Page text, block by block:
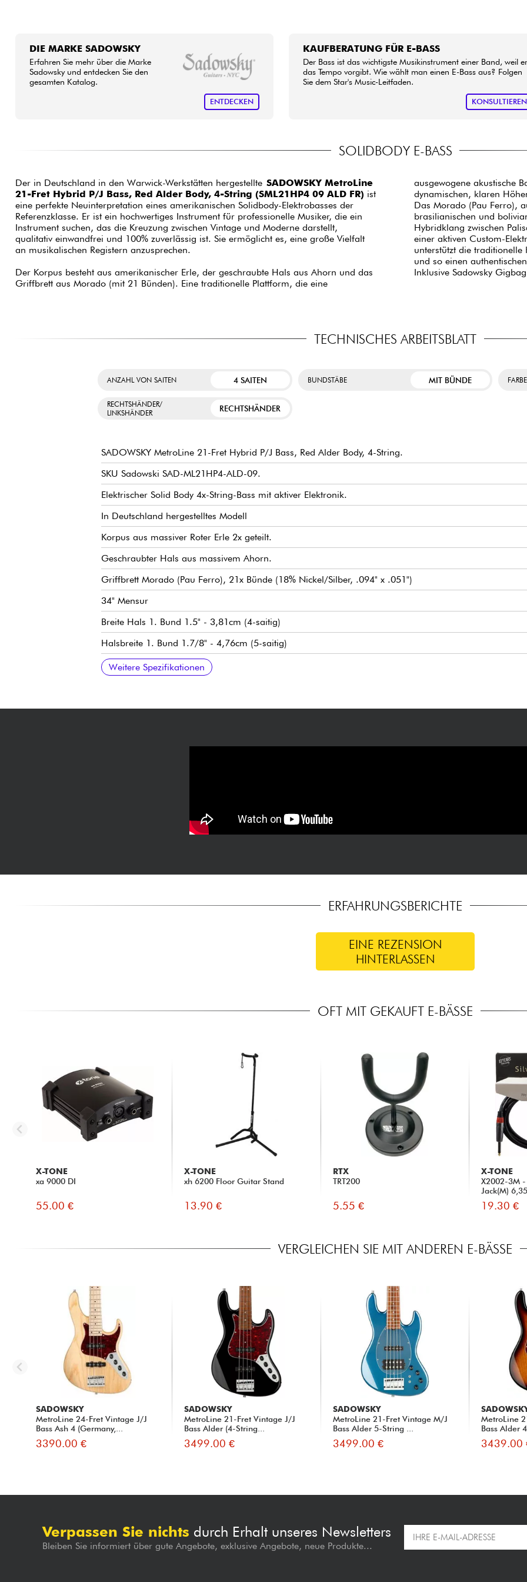
DIE MARKE SADOWSKY
Erfahren Sie mehr über die Marke
Sadowsky und entdecken Sie den
gesamten Katalog.
ENTDECKEN
KAUFBERATUNG FÜR E-BASS
Der Bass ist das wichtigste Musikinstrument einer Band, weil er
das Tempo vorgibt. Wie wählt man einen E-Bass aus? Folgen
Sie dem Star's Music-Leitfaden.
KONSULTIEREN
SOLIDBODY E-BASS
Der in Deutschland in den Warwick-Werkstätten hergestellte SADOWSKY MetroLine
21-Fret Hybrid P/J Bass, Red Alder Body, 4-String (SML21HP4 09 ALD FR) ist
eine perfekte Neuinterpretation eines amerikanischen Solidbody-Elektrobasses der
Referenzklasse. Er ist ein hochwertiges Instrument für professionelle Musiker, die ein
Instrument suchen, das die Kreuzung zwischen Vintage und Moderne darstellt,
qualitativ einwandfrei und 100% zuverlässig ist. Sie ermöglicht es, eine große Vielfalt
an musikalischen Registern anzusprechen.
Der Korpus besteht aus amerikanischer Erle, der geschraubte Hals aus Ahorn und das
Griffbrett aus Morado (mit 21 Bünden). Eine traditionelle Plattform, die eine
ausgewogene akustische
dynamischen, klaren
Das Morado (Pau Ferro),
brasilianischen und
Hybridklang zwischen
einer aktiven Custom-
unterstützt die
und so einen
Inklusive Sadowsky
TECHNISCHES ARBEITSBLATT
ANZAHL VON SAITEN 4 SAITEN BUNDSTÄBE MIT BÜNDE FARBE
RECHTSHÄNDER/
LINKSHÄNDER
RECHTSHÄNDER
SADOWSKY MetroLine 21-Fret Hybrid P/J Bass, Red Alder Body, 4-String.
SKU Sadowski SAD-ML21HP4-ALD-09.
Elektrischer Solid Body 4x-String-Bass mit aktiver Elektronik.
In Deutschland hergestelltes Modell
Korpus aus massiver Roter Erle 2x geteilt.
Geschraubter Hals aus massivem Ahorn.
Griffbrett Morado (Pau Ferro), 21x Bünde (18% Nickel/Silber, .094" x .051")
34" Mensur
Breite Hals 1. Bund 1.5" - 3,81cm (4-saitig)
Halsbreite 1. Bund 1.7/8" - 4,76cm (5-saitig)
Hals-Pickup Sadowsky P-Style
Sadowsky hum-cancelling J-Style Mikrosteg
Pre-amp Sadowsky Treble & Bass boost (true bypass switch)
Volume / Balance / Vintage Tone Control (Push/Pull für Preamp-Bypass) / Treble & Bass (konzentrische
Sadowski Quick String Release Steg
Sadowsky Light Machine Heads stimmmechaniken
Verkauft mit Sadowsky Portabag
Weitere Spezifikationen
ERFAHRUNGSBERICHTE
EINE REZENSION
HINTERLASSEN
OFT MIT GEKAUFT E-BÄSSE
X-TONE
xa 9000 DI
55.00 €
X-TONE
xh 6200 Floor Guitar Stand
13.90 €
RTX
TRT200
5.55 €
X-TONE
X2002-3M
Jack(M)
19.30 €
VERGLEICHEN SIE MIT ANDEREN E-BÄSSE
SADOWSKY
MetroLine 24-Fret Vintage J/J
Bass Ash 4 (Germany,...
3390.00 €
SADOWSKY
MetroLine 21-Fret Vintage J/J
Bass Alder (4-String...
3499.00 €
SADOWSKY
MetroLine 21-Fret Vintage M/J
Bass Alder 5-String ...
3499.00 €
MetroLine
Bass Alder
3439.00
Verpassen Sie nichts durch Erhalt unseres Newsletters
Bleiben Sie informiert über gute Angebote, exklusive Angebote, neue Produkte...